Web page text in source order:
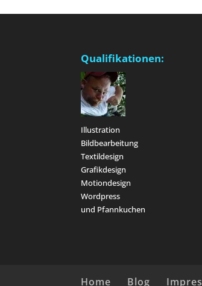
Qualifikationen:
Illustration
Bildbearbeitung
Textildesign
Grafikdesign
Motiondesign
Wordpress
und Pfannkuchen
Home Blog